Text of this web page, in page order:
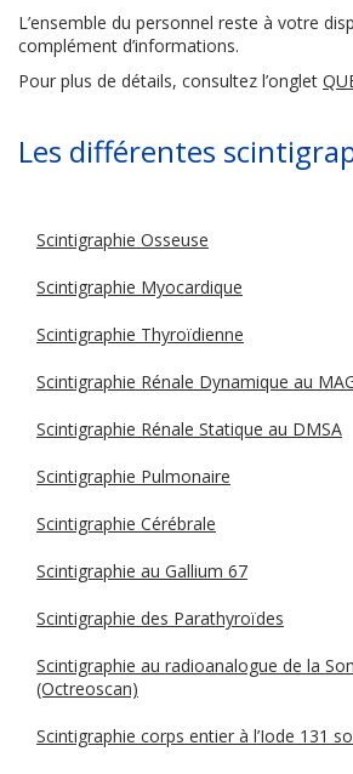
L’ensemble du personnel reste à votre
complément d’informations.
Pour plus de détails, consultez l’onglet
Les différentes
Scintigraphie Osseuse
Scintigraphie Myocardique
Scintigraphie Thyroïdienne
Scintigraphie Rénale Dynamique au
Scintigraphie Rénale Statique au DMSA
Scintigraphie Pulmonaire
Scintigraphie Cérébrale
Scintigraphie au Gallium 67
Scintigraphie des Parathyroïdes
Scintigraphie au radioanalogue de la
(Octreoscan)
Scintigraphie corps entier à l’Iode 131